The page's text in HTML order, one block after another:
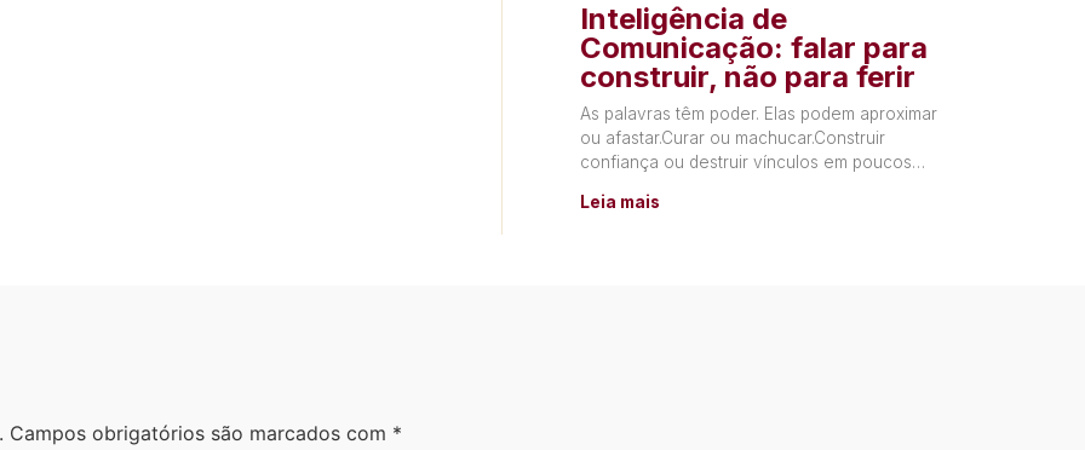
Inteligência de
Comunicação: falar para
construir, não para ferir
As palavras têm poder. Elas podem aproximar
ou afastar.Curar ou machucar.Construir
confiança ou destruir vínculos em poucos
falta de
Leia mais
Campos obrigatórios são marcados com *